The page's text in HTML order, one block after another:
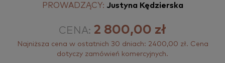
PROWADZĄCY: Justyna Kędzierska
CENA: 2 800,00 zł
Najniższa cena w ostatnich 30 dniach: 2400,00 zł. Cena
dotyczy zamówień komercyjnych.